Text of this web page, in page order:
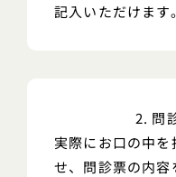
記入いただけます。
2. 問
実際にお口の中
せ、問診票の内容